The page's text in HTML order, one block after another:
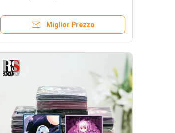
Miglior Prezzo